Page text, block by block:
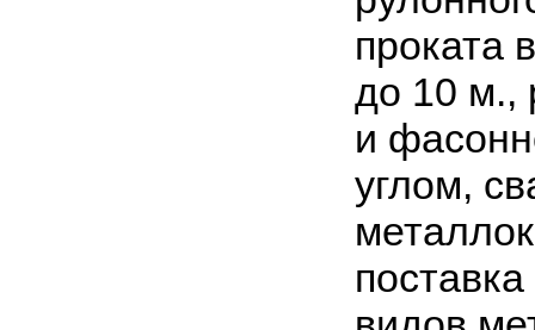
проката
до 10 м.,
и
углом,